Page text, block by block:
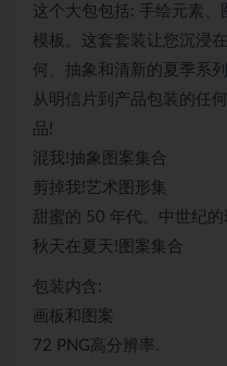
这个大包包括: 手绘元素
模板。这套套装让您沉浸
何、抽象和清新的夏季系
从明信片到产品包装的任
品!
混我!抽象图案集合
剪掉我!艺术图形集
甜蜜的 50 年代。中世纪
秋天在夏天!图案集合
包装内含:
画板和图案
72 PNG高分辨率.